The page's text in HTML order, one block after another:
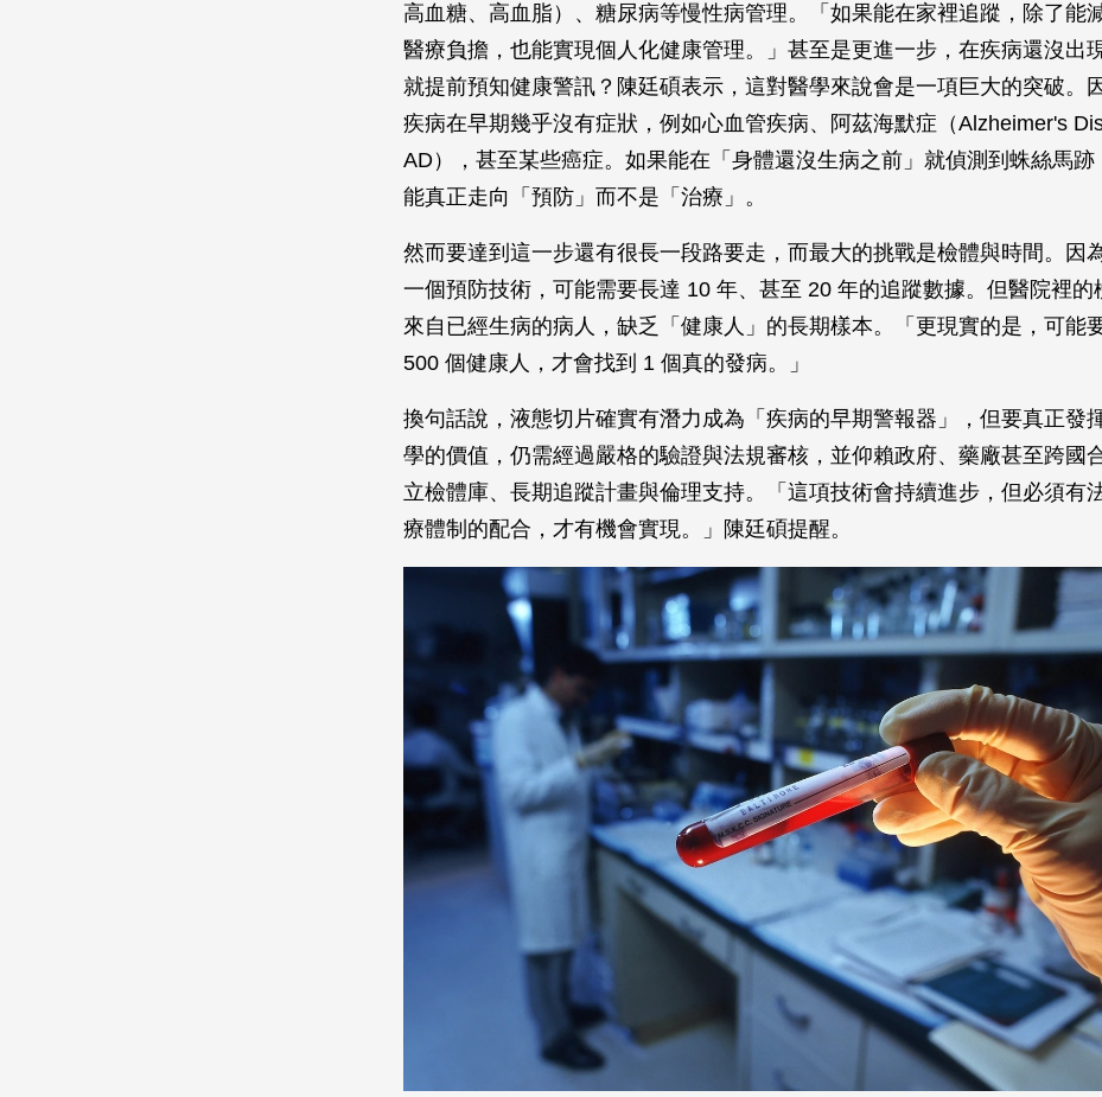
高血糖、高血脂）、糖尿病等慢性病管理。「如果能在家裡追蹤，除了能
醫療負擔，也能實現個人化健康管理。」甚至是更進一步，在疾病還沒出
就提前預知健康警訊？陳廷碩表示，這對醫學來說會是一項巨大的突破。
疾病在早期幾乎沒有症狀，例如心血管疾病、阿茲海默症（Alzheimer's
AD），甚至某些癌症。如果能在「身體還沒生病之前」就偵測到蛛絲馬跡
能真正走向「預防」而不是「治療」。
然而要達到這一步還有很長一段路要走，而最大的挑戰是檢體與時間。因
一個預防技術，可能需要長達 10 年、甚至 20 年的追蹤數據。但醫院裡的
來自已經生病的病人，缺乏「健康人」的長期樣本。「更現實的是，可能
500 個健康人，才會找到 1 個真的發病。」
換句話說，液態切片確實有潛力成為「疾病的早期警報器」，但要真正發
學的價值，仍需經過嚴格的驗證與法規審核，並仰賴政府、藥廠甚至跨國
立檢體庫、長期追蹤計畫與倫理支持。「這項技術會持續進步，但必須有
療體制的配合，才有機會實現。」陳廷碩提醒。